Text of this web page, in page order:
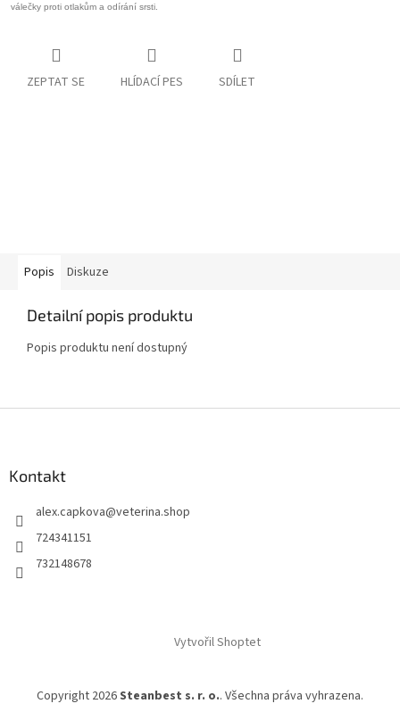
válečky proti otlakům a odírání srsti.
ZEPTAT SE HLÍDACÍ PES SDÍLET
Popis Diskuze
Detailní popis produktu
Popis produktu není dostupný
Kontakt
alex.capkova@veterina.shop
724341151
732148678
Vytvořil Shoptet
Copyright 2026Steanbest s. r. o.. Všechna práva vyhrazena.